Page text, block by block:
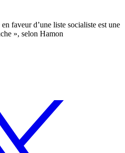
faveur d’une liste socialiste est une
», selon Hamon